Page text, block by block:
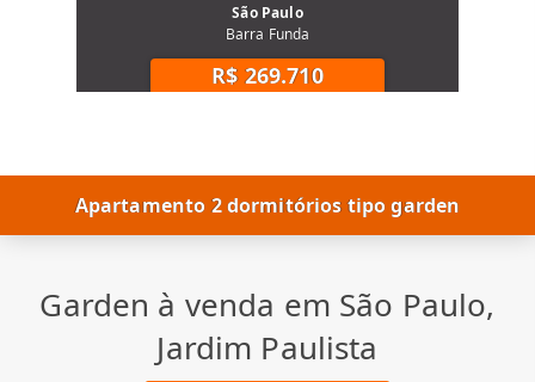
São Paulo
Barra Funda
R$ 269.710
Apartamento 2 dormitórios tipo garden
Garden à venda em São Paulo,
Jardim Paulista